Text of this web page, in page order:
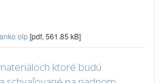
olp[pdf, 561.85 kB]
ktoré budú